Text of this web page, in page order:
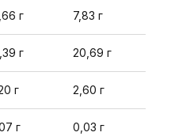
г 7,83 г
г 20,69 г
г 2,60 г
г 0,03 г